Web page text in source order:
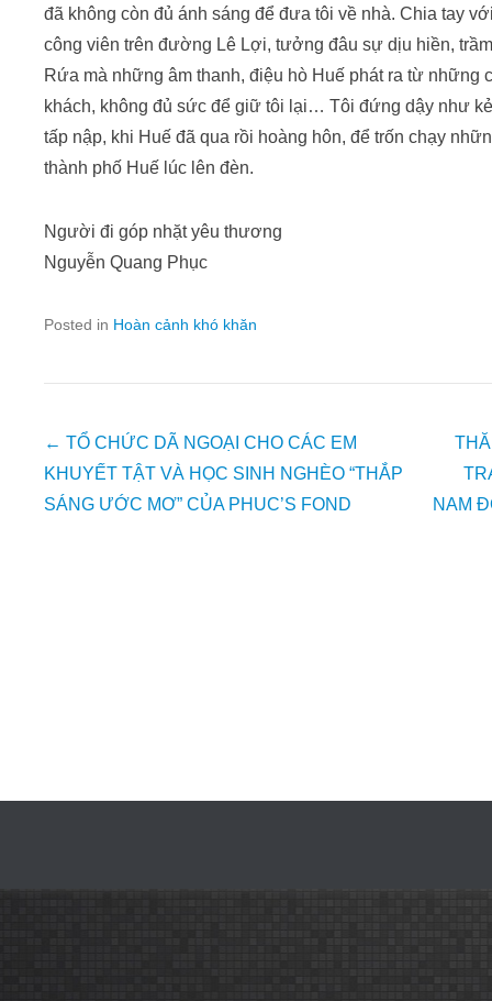
đã không còn đủ ánh sáng để đưa tôi về nhà. Chia tay
công viên trên đường Lê Lợi, tưởng đâu sự dịu hiền,
Rứa mà những âm thanh, điệu hò Huế phát ra từ những
khách, không đủ sức để giữ tôi lại… Tôi đứng dậy như
tấp nập, khi Huế đã qua rồi hoàng hôn, để trốn chạy
thành phố Huế lúc lên đèn.
Người đi góp nhặt yêu thương
Nguyễn Quang Phục
Posted in Hoàn cảnh khó khăn
Post
navigation
← TỔ CHỨC DÃ NGOẠI CHO CÁC EM
KHUYẾT TẬT VÀ HỌC SINH NGHÈO “THẮP
SÁNG ƯỚC MƠ” CỦA PHUC’S FOND
NAM